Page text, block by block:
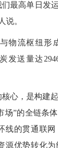
们最高单日发
说。
流枢纽形
发送量达
，是构建起
场”的全链条
线的贯通联
源优势转化